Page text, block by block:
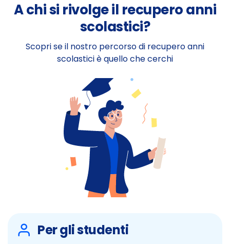
A chi si rivolge il recupero anni
scolastici?
Scopri se il nostro percorso di recupero anni
scolastici è quello che cerchi
Per gli studenti